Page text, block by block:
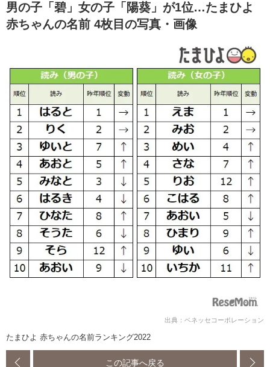
男の子「碧」女の子「陽葵」が1位…たまひよ
赤ちゃんの名前 4枚目の写真・画像
出典：ベネッセコーポレーション
たまひよ 赤ちゃんの名前ランキング2022
この記事へ戻る